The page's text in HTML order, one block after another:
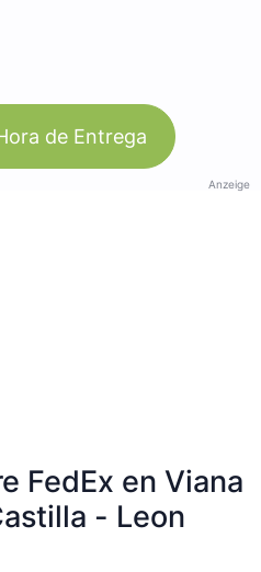
de Entrega
Anzeige
FedEx en Viana
- Leon